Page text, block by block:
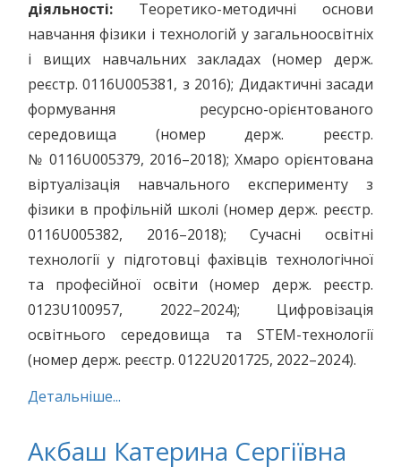
діяльності: Теоретико-методичні основи
навчання фізики і технологій у загальноосвітніх
і вищих навчальних закладах (номер держ.
реєстр. 0116U005381, з 2016); Дидактичні засади
формування ресурсно-орієнтованого
середовища (номер держ. реєстр.
№ 0116U005379, 2016–2018); Хмаро орієнтована
віртуалізація навчального експерименту з
фізики в профільній школі (номер держ. реєстр.
0116U005382, 2016–2018); Сучасні освітні
технології у підготовці фахівців технологічної
та професійної освіти (номер держ. реєстр.
0123U100957, 2022–2024); Цифровізація
освітнього середовища та STEM-технології
(номер держ. реєстр. 0122U201725, 2022–2024).
Детальніше...
Акбаш Катерина Сергіївна